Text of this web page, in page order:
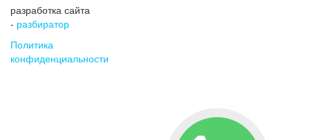
разработка сайта
- разбиратор
Политика
конфиденциальности